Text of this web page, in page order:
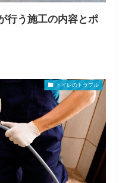
行う施工の内容とポ
トイレのトラブル